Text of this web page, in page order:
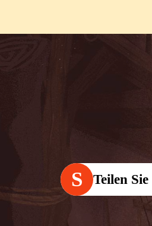
S Teilen Sie